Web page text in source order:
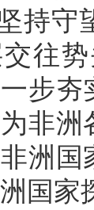
持守
往
步夯
非洲
洲
国家